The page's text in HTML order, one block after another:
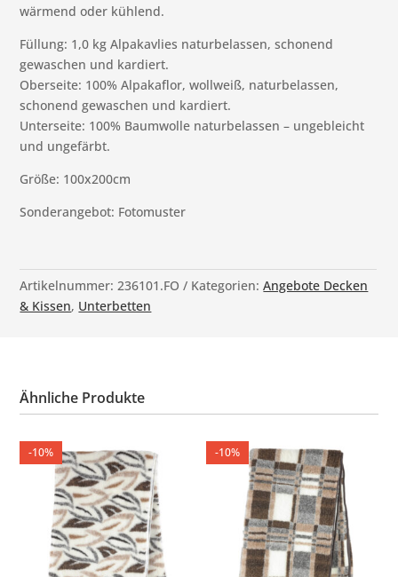
wärmend oder kühlend.
Füllung: 1,0 kg Alpakavlies naturbelassen, schonend
gewaschen und kardiert.
Oberseite: 100% Alpakaflor, wollweiß, naturbelassen,
schonend gewaschen und kardiert.
Unterseite: 100% Baumwolle naturbelassen – ungebleicht
und ungefärbt.
Größe: 100x200cm
Sonderangebot: Fotomuster
Artikelnummer:236101.FO Kategorien:Angebote Decken
& Kissen, Unterbetten
Ähnliche Produkte
-10% -10%